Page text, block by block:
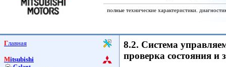
полные технические характеристики.
Главная
Mitsubishi
8.2. Система
проверка состояния и